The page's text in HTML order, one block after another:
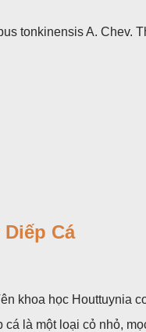
tonkinensis A. Chev.
Diếp Cá
khoa học Houttuynia
cá là một loại cỏ nhỏ,